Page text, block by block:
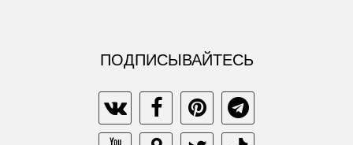
ПОДПИСЫВАЙТЕСЬ